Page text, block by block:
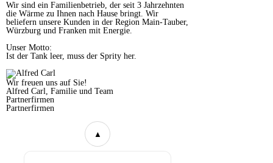
Wir sind ein Familienbetrieb, der seit 3 Jahrzehnten
die Wärme zu Ihnen nach Hause bringt. Wir
beliefern unsere Kunden in der Region Main-Tauber,
Würzburg und Franken mit Energie.
Unser Motto:
Ist der Tank leer, muss der Sprity her.
Wir freuen uns auf Sie!
Alfred Carl, Familie und Team
Partnerfirmen
Partnerfirmen
▲